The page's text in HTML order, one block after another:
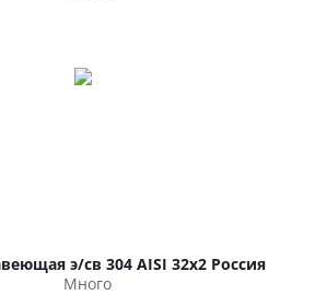
э/св 304 AISI 32х2 Россия
Много